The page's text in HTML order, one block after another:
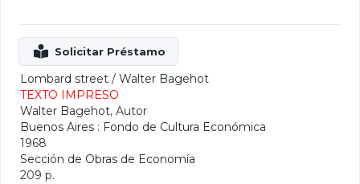
Lombard street / Walter Bagehot
TEXTO IMPRESO
Walter Bagehot, Autor
Buenos Aires : Fondo de Cultura Económica
1968
Sección de Obras de Economía
209 p.